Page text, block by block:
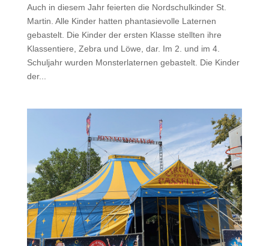
Auch in diesem Jahr feierten die Nordschulkinder St.
Martin. Alle Kinder hatten phantasievolle Laternen
gebastelt. Die Kinder der ersten Klasse stellten ihre
Klassentiere, Zebra und Löwe, dar. Im 2. und im 4.
Schuljahr wurden Monsterlaternen gebastelt. Die Kinder
der...